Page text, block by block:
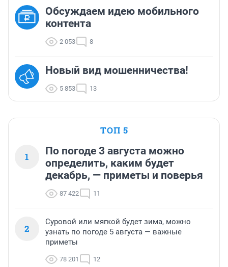
Обсуждаем идею мобильного
контента
2 053 8
Новый вид мошенничества!
5 853 13
ТОП 5
1
По погоде 3 августа можно
определить, каким будет
декабрь, — приметы и поверья
87 422 11
2
Суровой или мягкой будет зима, можно
узнать по погоде 5 августа — важные
приметы
78 201 12